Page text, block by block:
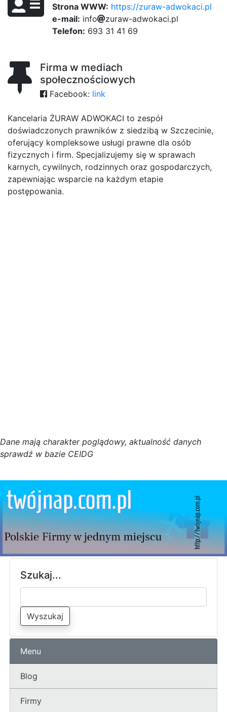
Strona WWW: https://zuraw-adwokaci.pl
e-mail: a7
info zu7aa
raw4d
-adw0
o3
kac2a
i.3
pl
Telefon: 693 31 41 69
Firma w mediach
społecznościowych
Facebook: link
Kancelaria ŻURAW ADWOKACI to zespół
doświadczonych prawników z siedzibą w Szczecinie,
oferujący kompleksowe usługi prawne dla osób
fizycznych i firm. Specjalizujemy się w sprawach
karnych, cywilnych, rodzinnych oraz gospodarczych,
zapewniając wsparcie na każdym etapie
postępowania.
Dane mają charakter poglądowy, aktualność danych
sprawdź w bazie CEIDG
Szukaj...
Wyszukaj
Menu
Blog
Firmy